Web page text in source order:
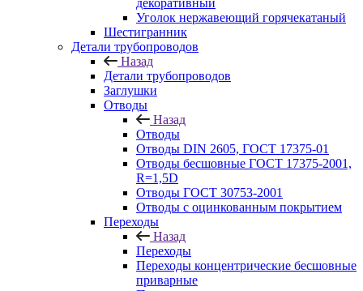
декоративный
Уголок нержавеющий горячекатаный
Шестигранник
Детали трубопроводов
Назад
Детали трубопроводов
Заглушки
Отводы
Назад
Отводы
Отводы DIN 2605, ГОСТ 17375-01
Отводы бесшовные ГОСТ 17375-2001,
R=1,5D
Отводы ГОСТ 30753-2001
Отводы с оцинкованным покрытием
Переходы
Назад
Переходы
Переходы концентрические бесшовные
приварные